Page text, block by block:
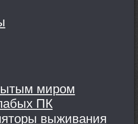
миром
ПК
выживания